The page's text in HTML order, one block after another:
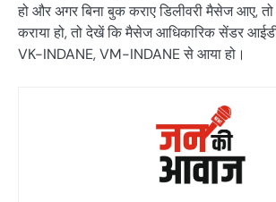
हो और अगर बिना बुक कराए डिलीवरी मैसेज आए,
कराया हो, तो देखें कि मैसेज आधिकारिक सेंडर
VK-INDANE, VM-INDANE से आया हो।